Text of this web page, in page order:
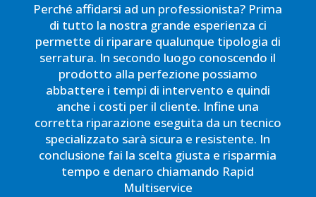
Perché affidarsi ad un professionista? Prima
di tutto la nostra grande esperienza ci
permette di riparare qualunque tipologia di
serratura. In secondo luogo conoscendo il
prodotto alla perfezione possiamo
abbattere i tempi di intervento e quindi
anche i costi per il cliente. Infine una
corretta riparazione eseguita da un tecnico
specializzato sarà sicura e resistente. In
conclusione fai la scelta giusta e risparmia
tempo e denaro chiamando Rapid
Multiservice